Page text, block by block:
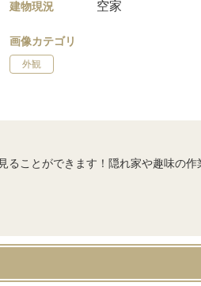
建物現況 空家
画像カテゴリ
外観
ることができます！隠れ家や趣味の作